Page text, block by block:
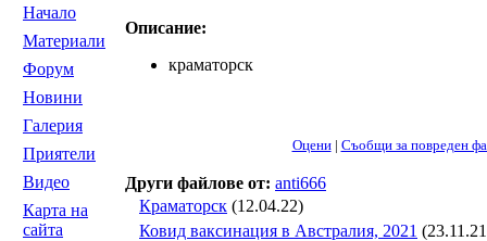
Началo
Материали
Форум
Новини
Галерия
Приятели
Видео
Карта на
сайта
Описание:
краматорск
Оцени| Съобщи за повреден
Други файлове от: anti666
Краматорск (12.04.22)
Ковид ваксинация в Австралия, 2021